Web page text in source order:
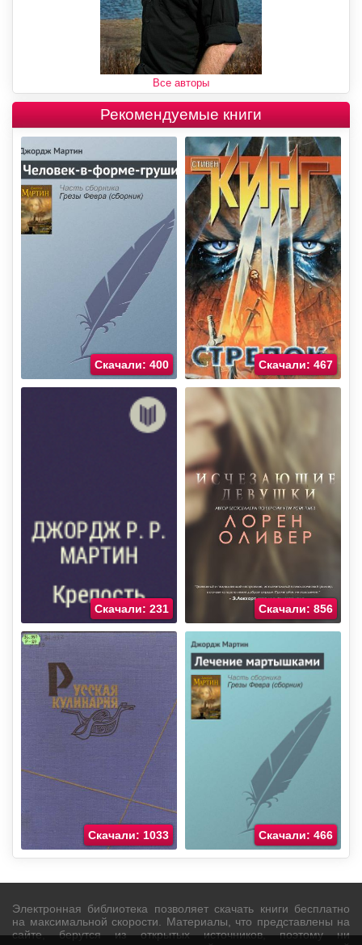
Все авторы
Рекомендуемые книги
Скачали: 400 Скачали: 467
Скачали: 231 Скачали: 856
Скачали: 1033 Скачали: 466
Электронная библиотека позволяет скачать книги бесплатно
на максимальной скорости. Материалы, что представлены на
сайте, берутся из открытых источников, поэтому ни